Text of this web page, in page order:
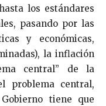
los estándares
pasando por las
y económicas,
la inflación
central” de la
problema central,
tiene que